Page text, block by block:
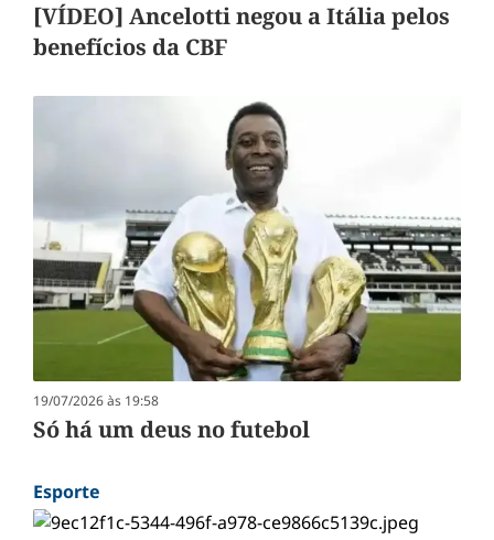
[VÍDEO] Ancelotti negou a Itália pelos
benefícios da CBF
19/07/2026 às 19:58
Só há um deus no futebol
Esporte